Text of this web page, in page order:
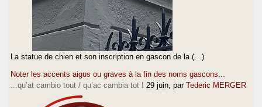
La statue de chien et son inscription en gascon de la (…)
Noter les accents aigus ou graves à la fin des noms gascons...
...qu’at cambio tout / qu’ac cambia tot ! 29 juin , par Tederic MERGER